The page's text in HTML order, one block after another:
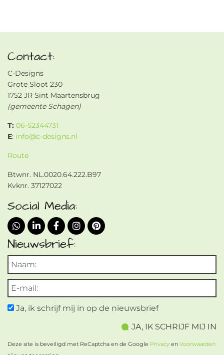
Contact:
C-Designs
Grote Sloot 230
1752 JR Sint Maartensbrug
(gemeente Schagen)
T: 06-52344731
E: info@c-designs.nl
Route
Btwnr. NL.0020.64.222.B97
Kvknr. 37127022
Social Media:
Nieuwsbrief:
Ja, ik schrijf mij in op de nieuwsbrief
Deze site is beveiligd met ReCaptcha en de Google Privacy en Voorwaarden